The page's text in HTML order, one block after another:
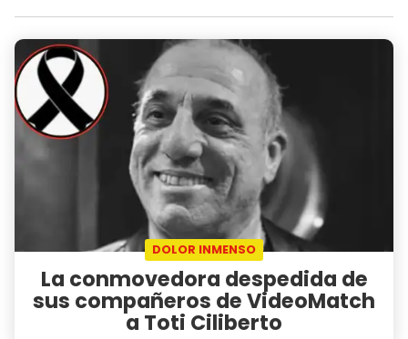
DOLOR INMENSO
La conmovedora despedida de
sus compañeros de VideoMatch
a Toti Ciliberto